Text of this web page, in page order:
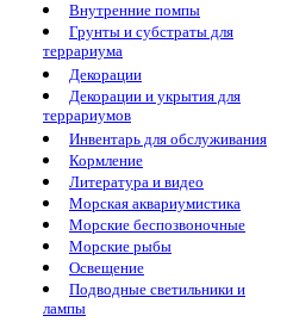
Внутренние помпы
Грунты и субстраты для
террариума
Декорации
Декорации и укрытия для
террариумов
Инвентарь для обслуживания
Кормление
Литература и видео
Морская аквариумистика
Морские беспозвоночные
Морские рыбы
Освещение
Подводные светильники и
лампы